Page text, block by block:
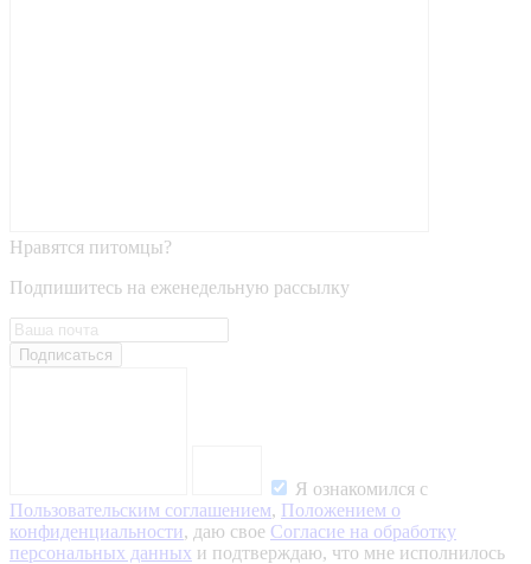
Нравятся питомцы?
Подпишитесь на еженедельную рассылку
Подписаться
Я ознакомился с
Пользовательским соглашением, Положением о
конфиденциальности, даю свое Согласие на обработку
персональных данных и подтверждаю, что мне исполнилось